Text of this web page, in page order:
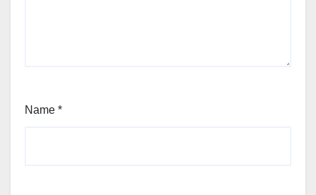
Name *